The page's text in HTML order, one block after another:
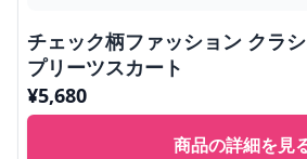
チェック柄ファッション クラ
プリーツスカート
¥5,680
商品の詳細を見